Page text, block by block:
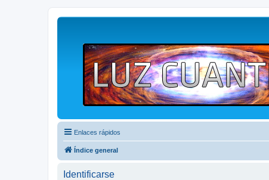
Enlaces rápidos
Índice general
Identificarse